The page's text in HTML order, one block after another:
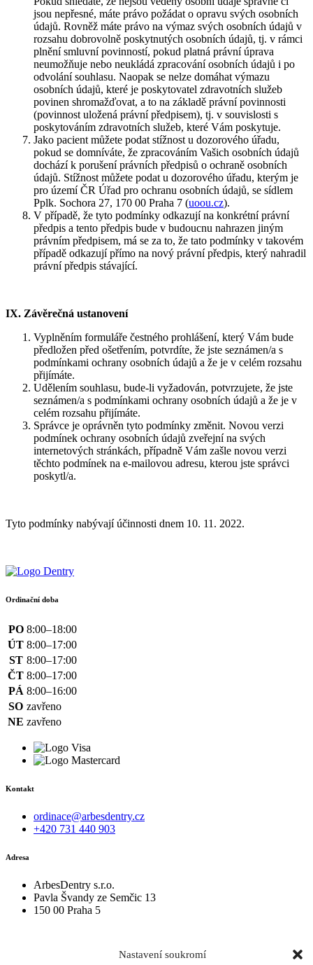
Nastavení soukromí
jsou nepřesné, máte právo požádat o opravu svých osobních
údajů. Rovněž máte právo na výmaz svých osobních údajů v
rozsahu dobrovolně poskytnutých osobních údajů, tj. v rámci
plnění smluvní povinností, pokud platná právní úprava
neumožňuje nebo neukládá zpracování osobních údajů i po
odvolání souhlasu. Naopak se nelze domáhat výmazu
osobních údajů, které je poskytovatel zdravotních služeb
povinen shromažďovat, a to na základě právní povinnosti
(povinnost uložená právní předpisem), tj. v souvislosti s
poskytováním zdravotních služeb, které Vám poskytuje.
Jako pacient můžete podat stížnost u dozorového úřadu,
pokud se domníváte, že zpracováním Vašich osobních údajů
dochází k porušení právních předpisů o ochraně osobních
údajů. Stížnost můžete podat u dozorového úřadu, kterým je
pro území ČR Úřad pro ochranu osobních údajů, se sídlem
Pplk. Sochora 27, 170 00 Praha 7 (uoou.cz).
V případě, že tyto podmínky odkazují na konkrétní právní
předpis a tento předpis bude v budoucnu nahrazen jiným
právním předpisem, má se za to, že tato podmínky v takovém
případě odkazují přímo na nový právní předpis, který nahradil
právní předpis stávající.
IX. Závěrečná ustanovení
Vyplněním formuláře čestného prohlášení, který Vám bude
předložen před ošetřením, potvrdíte, že jste seznámen/a s
podmínkami ochrany osobních údajů a že je v celém rozsahu
přijímáte.
Udělením souhlasu, bude-li vyžadován, potvrzujete, že jste
seznámen/a s podmínkami ochrany osobních údajů a že je v
celém rozsahu přijímáte.
Správce je oprávněn tyto podmínky změnit. Novou verzi
podmínek ochrany osobních údajů zveřejní na svých
internetových stránkách, případně Vám zašle novou verzi
těchto podmínek na e-mailovou adresu, kterou jste správci
poskytl/a.
Tyto podmínky nabývají účinnosti dnem 10. 11. 2022.
Ordinační doba
PO 8:00–18:00
ÚT 8:00–17:00
ST 8:00–17:00
ČT 8:00–17:00
PÁ 8:00–16:00
SO zavřeno
NE zavřeno
Kontakt
ordinace@arbesdentry.cz
+420 731 440 903
Adresa
ArbesDentry s.r.o.
Pavla Švandy ze Semčic 13
150 00 Praha 5